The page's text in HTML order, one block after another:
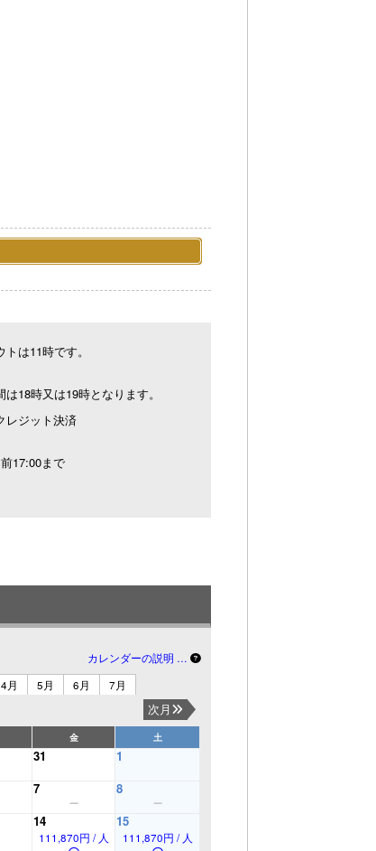
は11時です。
18時又は19時となります。
レジット決済
17:00まで
カレンダーの説明 …
4月 5月 6月 7月
次月
金 土
31
1
7
8
14
111,870円 / 人
15
111,870円 / 人